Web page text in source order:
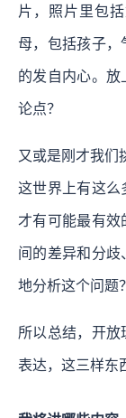
片，照片里包
母，包括孩子，
的发自内心。放
论点？
又或是刚才我们
这世界上有这么
才有可能最有效
间的差异和分
地分析这个问题
所以总结， 开放
表达，这三样东